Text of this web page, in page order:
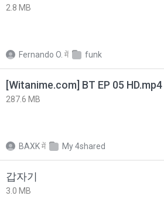
2.8 MB
Fernando O. में funk
[Witanime.com] BT EP 05 HD.mp4
287.6 MB
BAXKमें My 4shared
갑자기
3.0 MB